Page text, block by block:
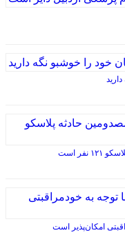
است
امکان‌پذیر است